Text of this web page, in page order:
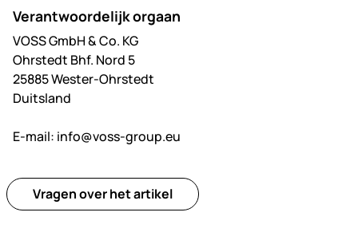
Verantwoordelijk orgaan
VOSS GmbH & Co. KG
Ohrstedt Bhf. Nord 5
25885 Wester-Ohrstedt
Duitsland
E-mail: info@voss-group.eu
Vragen over het artikel